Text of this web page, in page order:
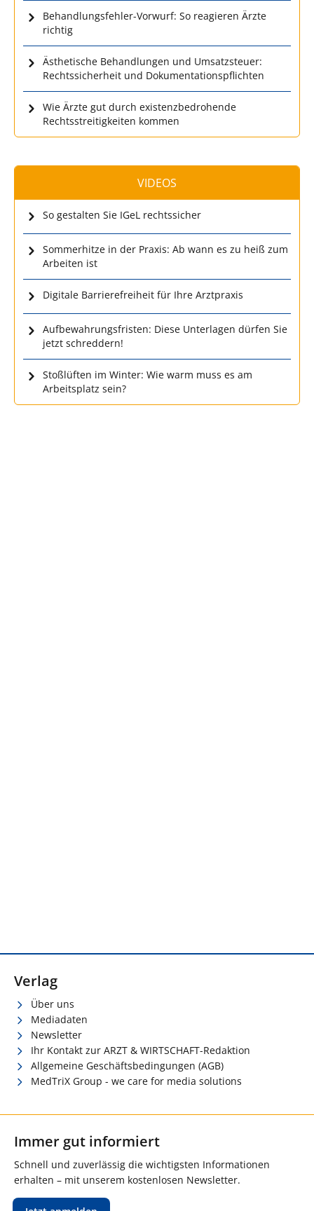
Behandlungsfehler-Vorwurf: So reagieren Ärzte
richtig
Ästhetische Behandlungen und Umsatzsteuer:
Rechtssicherheit und Dokumentationspflichten
Wie Ärzte gut durch existenzbedrohende
Rechtsstreitigkeiten kommen
VIDEOS
So gestalten Sie IGeL rechtssicher
Sommerhitze in der Praxis: Ab wann es zu heiß zum
Arbeiten ist
Digitale Barrierefreiheit für Ihre Arztpraxis
Aufbewahrungsfristen: Diese Unterlagen dürfen Sie
jetzt schreddern!
Stoßlüften im Winter: Wie warm muss es am
Arbeitsplatz sein?
Verlag
Über uns
Mediadaten
Newsletter
Ihr Kontakt zur ARZT & WIRTSCHAFT-Redaktion
Allgemeine Geschäftsbedingungen (AGB)
MedTriX Group - we care for media solutions
Immer gut informiert
Schnell und zuverlässig die wichtigsten Informationen
erhalten – mit unserem kostenlosen Newsletter.